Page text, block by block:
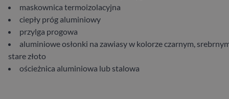
maskownica termoizolacyjna
ciepły próg aluminiowy
przylga progowa
aluminiowe osłonki na zawiasy w kolorze czarnym,
stare złoto
ościeżnica aluminiowa lub stalowa